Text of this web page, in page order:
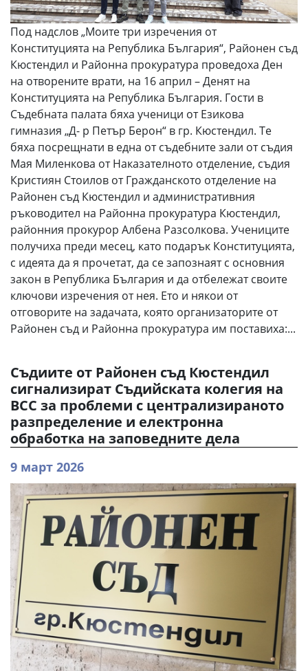
Под надслов „Моите три изречения от
Конституцията на Република България“, Районен съд
Кюстендил и Районна прокуратура проведоха Ден
на отворените врати, на 16 април – Денят на
Конституцията на Република България. Гости в
Съдебната палата бяха ученици от Езикова
гимназия „Д- р Петър Берон“ в гр. Кюстендил. Те
бяха посрещнати в една от съдебните зали от съдия
Мая Миленкова от Наказателното отделение, съдия
Кристиян Стоилов от Гражданското отделение на
Районен съд Кюстендил и административния
ръководител на Районна прокуратура Кюстендил,
районния прокурор Албена Разсолкова. Учениците
получиха преди месец, като подарък Конституцията,
с идеята да я прочетат, да се запознаят с основния
закон в Република България и да отбележат своите
ключови изречения от нея. Ето и някои от
отговорите на задачата, която организаторите от
Районен съд и Районна прокуратура им поставиха:...
Съдиите от Районен съд Кюстендил
сигнализират Съдийската колегия на
ВСС за проблеми с централизираното
разпределение и електронна
обработка на заповедните дела
9 март 2026